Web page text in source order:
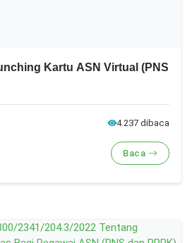
Kartu ASN Virtual (PNS
4.237 dibaca
Baca